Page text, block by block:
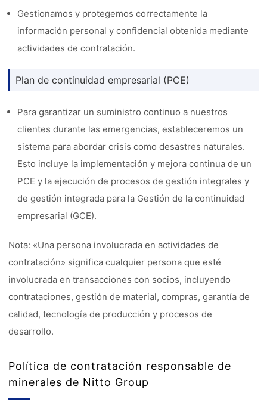
Gestionamos y protegemos correctamente la
información personal y confidencial obtenida mediante
actividades de contratación.
Plan de continuidad empresarial (PCE)
Para garantizar un suministro continuo a nuestros
clientes durante las emergencias, estableceremos un
sistema para abordar crisis como desastres naturales.
Esto incluye la implementación y mejora continua de un
PCE y la ejecución de procesos de gestión integrales y
de gestión integrada para la Gestión de la continuidad
empresarial (GCE).
Nota: «Una persona involucrada en actividades de
contratación» significa cualquier persona que esté
involucrada en transacciones con socios, incluyendo
contrataciones, gestión de material, compras, garantía de
calidad, tecnología de producción y procesos de
desarrollo.
Política de contratación responsable de
minerales de Nitto Group